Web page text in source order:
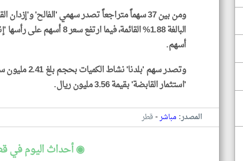
ومن بين 37 سهماً متراجعاً تصدر سهمي 'الفالح'
أسهم.
وتصدر سهم
'استثمار القابضة' بقيمة 3.56 مليون ريال.
المصدر: مباشر-قطر
◉ أحداث اليوم في